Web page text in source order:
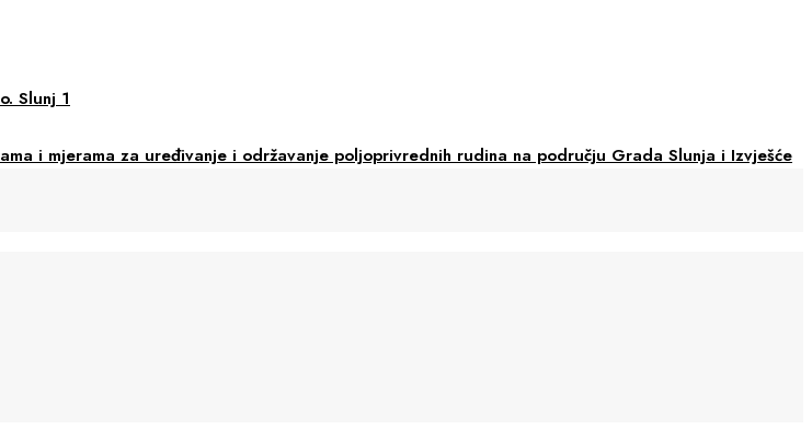
Slunj 1
i mjerama za uređivanje i održavanje poljoprivrednih rudina na području Grada Slunja i Izvješće